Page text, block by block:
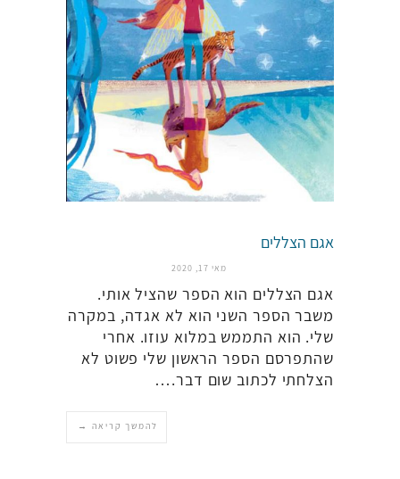
אגם הצללים
מאי 17, 2020
אגם הצללים הוא הספר שהציל אותי.
משבר הספר השני הוא לא אגדה, במקרה
שלי. הוא התממש במלוא עוזו. אחרי
שהתפרסם הספר הראשון שלי פשוט לא
הצלחתי לכתוב שום דבר.…
להמשך קריאה →